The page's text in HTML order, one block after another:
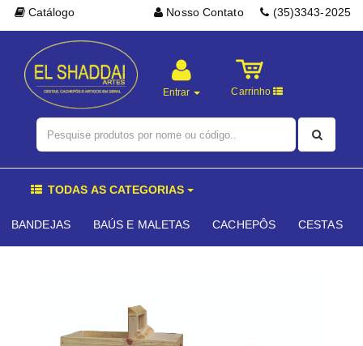
Nosso Contato (35)3343-2025
Catálogo
Entrar Carrinho
TODAS AS CATEGORIAS
BANDEJAS BAÚS E MALETAS CACHEPÔS CESTAS